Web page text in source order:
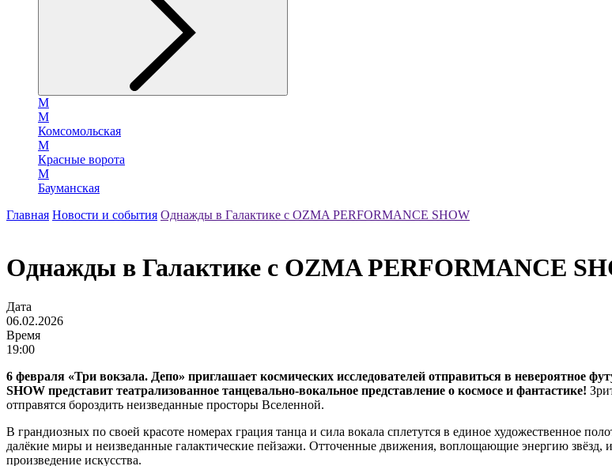
М
М
Комсомольская
М
Красные ворота
М
Бауманская
Главная Новости и события Однажды в Галактике с OZMA PERFORMANCE SHOW
Однажды в Галактике с OZMA PERFORMANCE
Дата
06.02.2026
Время
19:00
6 февраля «Три вокзала. Депо» приглашает космических исследователей отправиться в невероятное
SHOW представит театрализованное танцевально-вокальное представление о космосе и фантастике!
отправятся бороздить неизведанные просторы Вселенной.
В грандиозных по своей красоте номерах грация танца и сила вокала сплетутся в единое художественное
далёкие миры и неизведанные галактические пейзажи. Отточенные движения, воплощающие энергию
произведение искусства.